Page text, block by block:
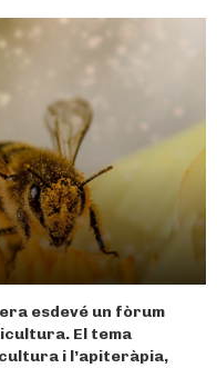
esdevé un fòrum
El tema
i l’apiteràpia,